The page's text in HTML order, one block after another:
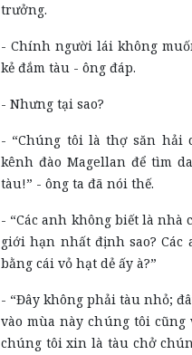
trưởng.
- Chính người lái không
kẻ đắm tàu - ông đáp.
- Nhưng tại sao?
- “Chúng tôi là thợ săn hải
kênh đào Magellan để tìm
tàu!” - ông ta đã nói thế.
- “Các anh không biết là
giới hạn nhất định sao?
bằng cái vỏ hạt dẻ ấy à?”
- “Đây không phải tàu nhỏ;
vào mùa này chúng tôi
chúng tôi xin là tàu chở